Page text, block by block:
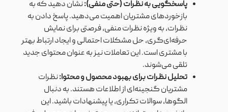
پاسخگویی به نظرات (حتی منفی):نشان دهید که به
بازخوردهای مشتریان اهمیت می‌دهید. پاسخ دادن به
نظرات، به ویژه نظرات منفی، فرصتی برای نمایش
حرفه‌ای‌گری، حل مشکلات احتمالی و ایجاد ارتباط بهتر
با مشتری است. این تعاملات نیز به عنوان محتوای جدید
تلقی می‌شوند.
تحلیل نظرات برای بهبود محصول و محتوا:نظرات
مشتریان گنجینه‌ای از اطلاعات هستند. به دنبال
الگوها، سوالات تکراری، یا پیشنهادات باشید. این